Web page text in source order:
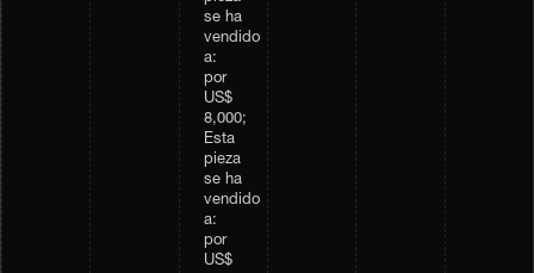
se ha
vendido
a:
por
US$
8,000;
Esta
pieza
se ha
vendido
a:
por
US$